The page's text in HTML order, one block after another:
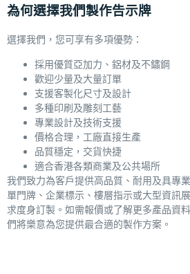
為何選擇我們製作告示牌
選擇我們，您可享有多項優勢：
採用優質亞加力、鋁材及不鏽鋼
歡迎少量及大量訂單
支援客製化尺寸及設計
多種印刷及雕刻工藝
專業設計及技術支援
價格合理，工廠直接生產
品質穩定，交貨快捷
適合香港各類商業及公共場所
我們致力為客戶提供高品質、耐用及具專
單門牌、企業標示、樓層指示或大型資訊
求度身訂製。如需報價或了解更多產品資
們將樂意為您提供最合適的製作方案。